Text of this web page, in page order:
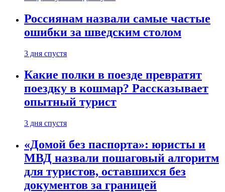
Россиянам назвали самые частые
ошибки за шведским столом
3 дня спустя
Какие полки в поезде превратят
поездку в кошмар? Рассказывает
опытный турист
3 дня спустя
«Домой без паспорта»: юристы и
МВД назвали пошаговый алгоритм
для туристов, оставшихся без
документов за границей